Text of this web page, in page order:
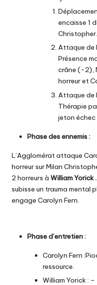
encaisse 1
Christopher.
Attaque de
Présence
crâne (-2),
horreur et
Attaque de
Thérapie
jeton échec
Phase des ennemis :
L’Agglomérat attaque
horreur sur Milan
2 horreurs à William Yorick
subisse un trauma mental
engage Carolyn Fern.
Phase d’entretien :
Carolyn Fern
ressource.
William Yorick : –